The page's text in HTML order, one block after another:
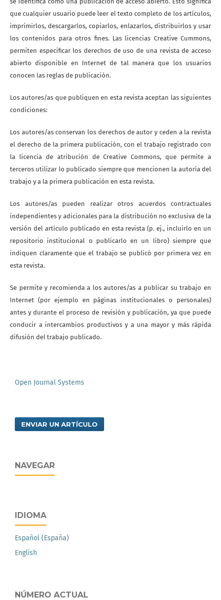
que cualquier usuario puede leer el texto completo de los artículos,
imprimirlos, descargarlos, copiarlos, enlazarlos, distribuirlos y usar
los contenidos para otros fines. Las licencias Creative Cummons,
permiten especificar los derechos de uso de una revista de acceso
abierto disponible en Internet de tal manera que los usuarios
conocen las reglas de publicación.
Los autores/as que publiquen en esta revista aceptan las siguientes
condiciones:
Los autores/as conservan los derechos de autor y ceden a la revista
el derecho de la primera publicación, con el trabajo registrado con
la licencia de atribución de Creative Commons, que permite a
terceros utilizar lo publicado siempre que mencionen la autoría del
trabajo y a la primera publicación en esta revista.
Los autores/as pueden realizar otros acuerdos contractuales
independientes y adicionales para la distribución no exclusiva de la
versión del artículo publicado en esta revista (p. ej., incluirlo en un
repositorio institucional o publicarlo en un libro) siempre que
indiquen claramente que el trabajo se publicó por primera vez en
esta revista.
Se permite y recomienda a los autores/as a publicar su trabajo en
Internet (por ejemplo en páginas institucionales o personales)
antes y durante el proceso de revisión y publicación, ya que puede
conducir a intercambios productivos y a una mayor y más rápida
difusión del trabajo publicado.
Open Journal Systems
ENVIAR UN ARTÍCULO
NAVEGAR
IDIOMA
Español (España)
English
NÚMERO ACTUAL